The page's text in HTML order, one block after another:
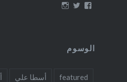
عرضعرض
الوسوم
featured أسطا علي